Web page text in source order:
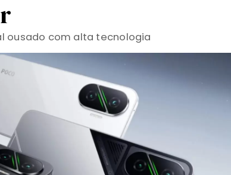
ousado com alta tecnologia